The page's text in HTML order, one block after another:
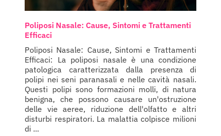
Poliposi Nasale: Cause, Sintomi e Trattamenti
Efficaci
Poliposi Nasale: Cause, Sintomi e Trattamenti
Efficaci: La poliposi nasale è una condizione
patologica caratterizzata dalla presenza di
polipi nei seni paranasali e nelle cavità nasali.
Questi polipi sono formazioni molli, di natura
benigna, che possono causare un'ostruzione
delle vie aeree, riduzione dell'olfatto e altri
disturbi respiratori. La malattia colpisce milioni
di ...